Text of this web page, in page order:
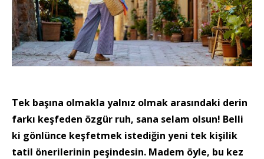
Tek başına olmakla yalnız olmak arasındaki derin
farkı keşfeden özgür ruh, sana selam olsun! Belli
ki gönlünce keşfetmek istediğin yeni tek kişilik
tatil önerilerinin peşindesin. Madem öyle, bu kez